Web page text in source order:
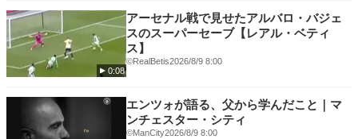
0:08
アーセナル戦で見せたアルバロ・バジェ
スのスーパーセーブ【レアル・ベティ
ス】
©RealBetis2026/8/9 8:00
エンツォが語る、父から学んだこと｜マ
ンチェスター・シティ
©ManCity2026/8/9 8:00